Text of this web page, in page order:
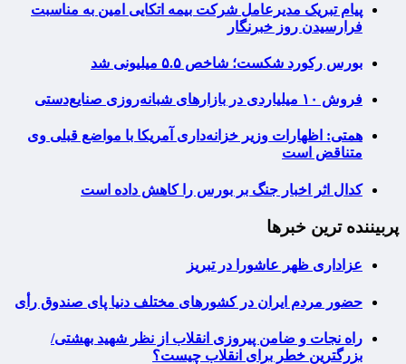
پیام تبریک مدیرعامل شرکت بیمه اتکایی امین به مناسبت
فرارسیدن روز خبرنگار
بورس رکورد شکست؛ شاخص ۵.۵ میلیونی شد
فروش ۱۰ میلیاردی در بازارهای شبانه‌روزی صنایع‌دستی
همتی: اظهارات وزیر خزانه‌داری آمریکا با مواضع قبلی وی
متناقض است
کدال اثر اخبار جنگ بر بورس را کاهش داده است
پربیننده ترین خبرها
عزاداری ظهر عاشورا در تبریز
حضور مردم ایران در کشورهای مختلف دنیا پای صندوق رأی
راه نجات و ضامن پیروزی انقلاب از نظر شهید بهشتی/
بزرگترین خطر برای انقلاب چیست؟